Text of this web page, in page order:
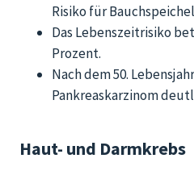
Risiko für
Das Lebenszeitrisiko
Prozent.
Nach dem 50.
Pankreaskarzinom
Haut- und Darmkrebs